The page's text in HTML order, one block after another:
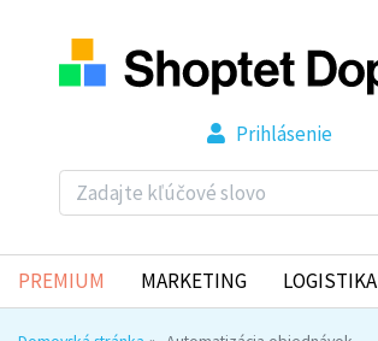
Prihlásenie
PREMIUM MARKETING LOGISTIKA